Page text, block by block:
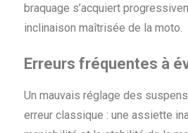
braquage s’acquiert
inclinaison maîtrisée de la moto.
Erreurs fréquentes à
Un mauvais réglage des
erreur classique : une assiette